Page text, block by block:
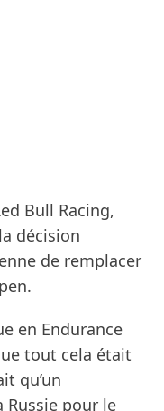
Bull Racing,
décision
de remplacer
en Endurance
tout cela était
qu’un
Russie pour le